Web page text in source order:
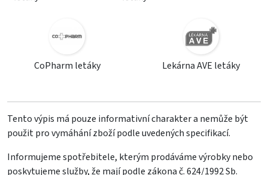
CoPharm letáky Lekárna AVE letáky
Tento výpis má pouze informativní charakter a nemůže být
použit pro vymáhání zboží podle uvedených specifikací.
Informujeme spotřebitele, kterým prodáváme výrobky nebo
poskytujeme služby, že mají podle zákona č. 624/1992 Sb.